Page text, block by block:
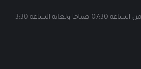
من الاثنين إلى الخميس من الساعه 07:30 صباحا ولغاية الساعة 3:30